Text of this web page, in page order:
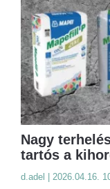
Nagy
tartós a
d.adel | 2026.04.16.